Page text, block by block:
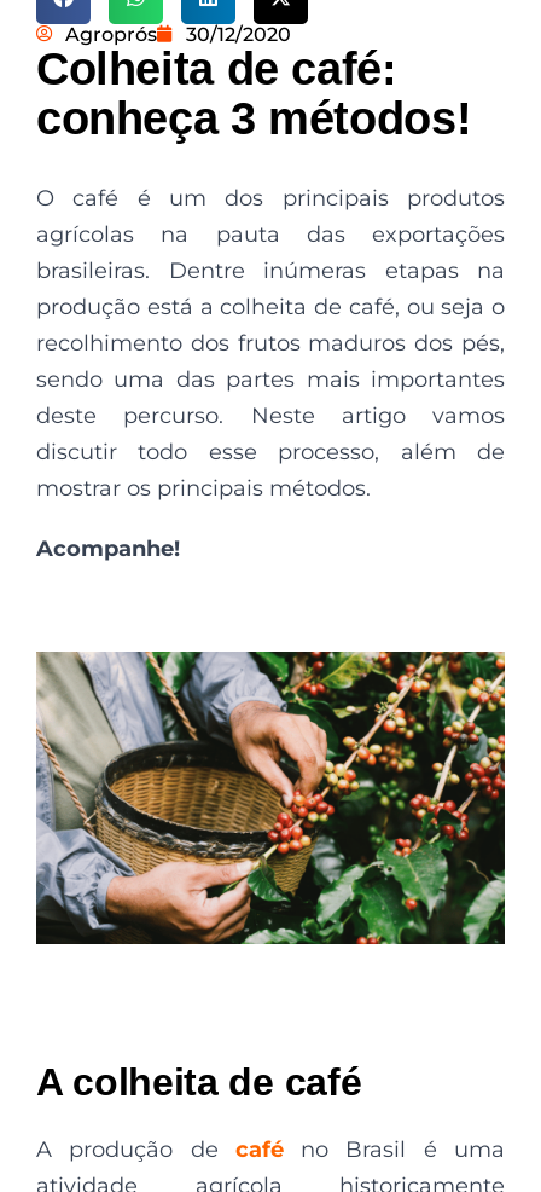
Agroprós 30/12/2020
Colheita de café:
conheça 3 métodos!
O café é um dos principais produtos
agrícolas na pauta das exportações
brasileiras. Dentre inúmeras etapas na
produção está a colheita de café, ou seja o
recolhimento dos frutos maduros dos pés,
sendo uma das partes mais importantes
deste percurso. Neste artigo vamos
discutir todo esse processo, além de
mostrar os principais métodos.
Acompanhe!
A colheita de café
A produção de caféno Brasil é uma
atividade agrícola historicamente